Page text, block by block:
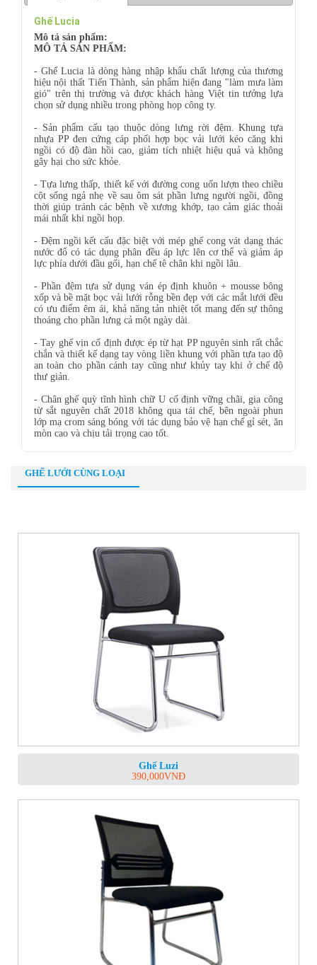
Ghế Lucia
Mô tả sản phẩm:
MÔ TẢ SẢN PHẨM:
- Ghế Lucia là dòng hàng nhập khẩu chất lượng của thương
hiệu nội thất Tiến Thành, sản phẩm hiện đang "làm mưa làm
gió" trên thị trường và được khách hàng Việt tin tưởng lựa
chọn sử dụng nhiều trong phòng họp công ty.
- Sản phẩm cấu tạo thuộc dòng lưng rời đệm. Khung tựa
nhựa PP đen cứng cáp phối hợp bọc vải lưới kéo căng khi
ngồi có độ đàn hồi cao, giảm tích nhiệt hiệu quả và không
gây hại cho sức khỏe.
- Tựa lưng thấp, thiết kế với đường cong uốn lượn theo chiều
cột sống ngả nhẹ về sau ôm sát phần lưng người ngồi, đồng
thời giúp tránh các bệnh về xương khớp, tạo cảm giác thoải
mái nhất khi ngồi họp.
- Đệm ngồi kết cấu đặc biệt với mép ghế cong vát dạng thác
nước đổ có tác dụng phân đều áp lực lên cơ thể và giảm áp
lực phía dưới đầu gối, hạn chế tê chân khi ngồi lâu.
- Phần đệm tựa sử dụng ván ép định khuôn + mousse bông
xốp và bề mặt bọc vải lưới rỗng bền đẹp với các mắt lưới đều
có ưu điểm êm ái, khả năng tản nhiệt tốt mang đến sự thông
thoáng cho phần lưng cả một ngày dài.
- Tay ghế vịn cố định được ép từ hạt PP nguyên sinh rất chắc
chắn và thiết kế dạng tay vòng liền khung với phần tựa tạo độ
an toàn cho phần cánh tay cũng như khủy tay khi ở chế độ
thư giản.
- Chân ghế quỳ tĩnh hình chữ U cố định vững chãi, gia công
từ sắt nguyên chất 2018 không qua tái chế, bên ngoài phun
lớp mạ crom sáng bóng với tác dụng bảo vệ hạn chế gỉ sét, ăn
mòn cao và chịu tải trọng cao tốt.
GHẾ LƯỚI CÙNG LOẠI
Ghế Luzi
390,000VNĐ